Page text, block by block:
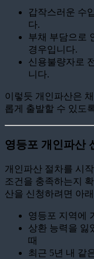
갑작스러운 수
다.
부채 부담으로
경우입니다.
신용불량자로
니다.
이렇듯 개인파산은
롭게 출발할 수 있도
영등포 개인파산
개인파산 절차를 시
조건을 충족하는지
산을 신청하려면 아
영등포 지역에
상환 능력을 잃
때
최근 5년 내 같